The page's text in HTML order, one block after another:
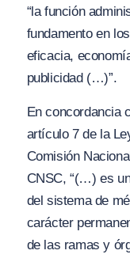
“la función
fundamento en
eficacia,
publicidad (…)”.
En concordancia
artículo 7 de la
Comisión
CNSC, “(…) es
del sistema de
carácter
de las ramasy